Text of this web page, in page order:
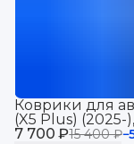
7 700 ₽15 400 ₽−
Коврики для
(X5 Plus) (2025-
Чанган CS35